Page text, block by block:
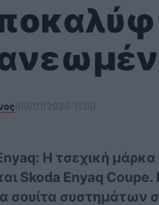
Η τσεχική
Skoda Enyaq
σουίτα συστημάτων